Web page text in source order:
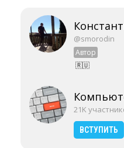
@smorodin
Автор
🇷🇺
21K
ВСТУПИТЬ